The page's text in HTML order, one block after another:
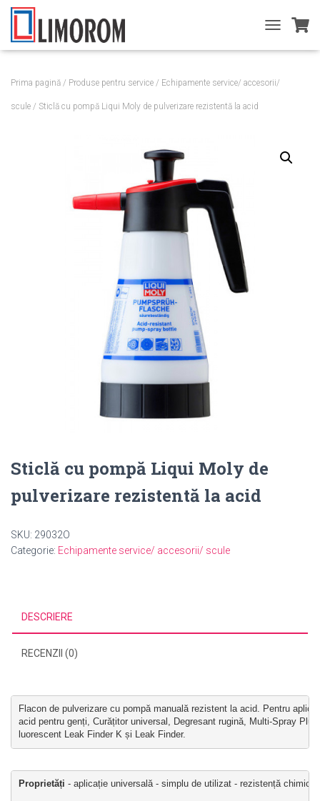
O
Prima pagină / Produse pentru service / Echipamente service/ accesorii/
scule / Sticlă cu pompă Liqui Moly de pulverizare rezistentă la acid
Sticlă cu pompă Liqui Moly de
pulverizare rezistentă la acid
SKU: 29032O
Categorie: Echipamente service/ accesorii/ scule
DESCRIERE
RECENZII (0)
Flacon de pulverizare cu pompă manuală rezistent la acid. Pentru
acid pentru genți, Curățitor universal, Degresant rugină, Multi-Spray
luorescent Leak Finder K și Leak Finder.
Proprietăți - aplicație universală - simplu de utilizat - rezistență chimică